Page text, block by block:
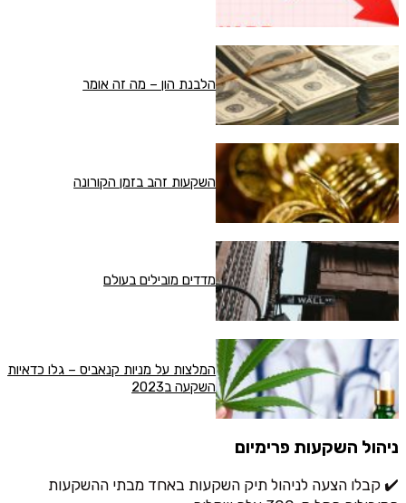
הלבנת הון – מה זה אומר
השקעות זהב בזמן הקורונה
מדדים מובילים בעולם
המלצות על מניות קנאביס – גלו כדאיות
השקעה ב2023
ניהול השקעות פרימיום
✔️ קבלו הצעה לניהול תיק השקעות באחד מבתי ההשקעות